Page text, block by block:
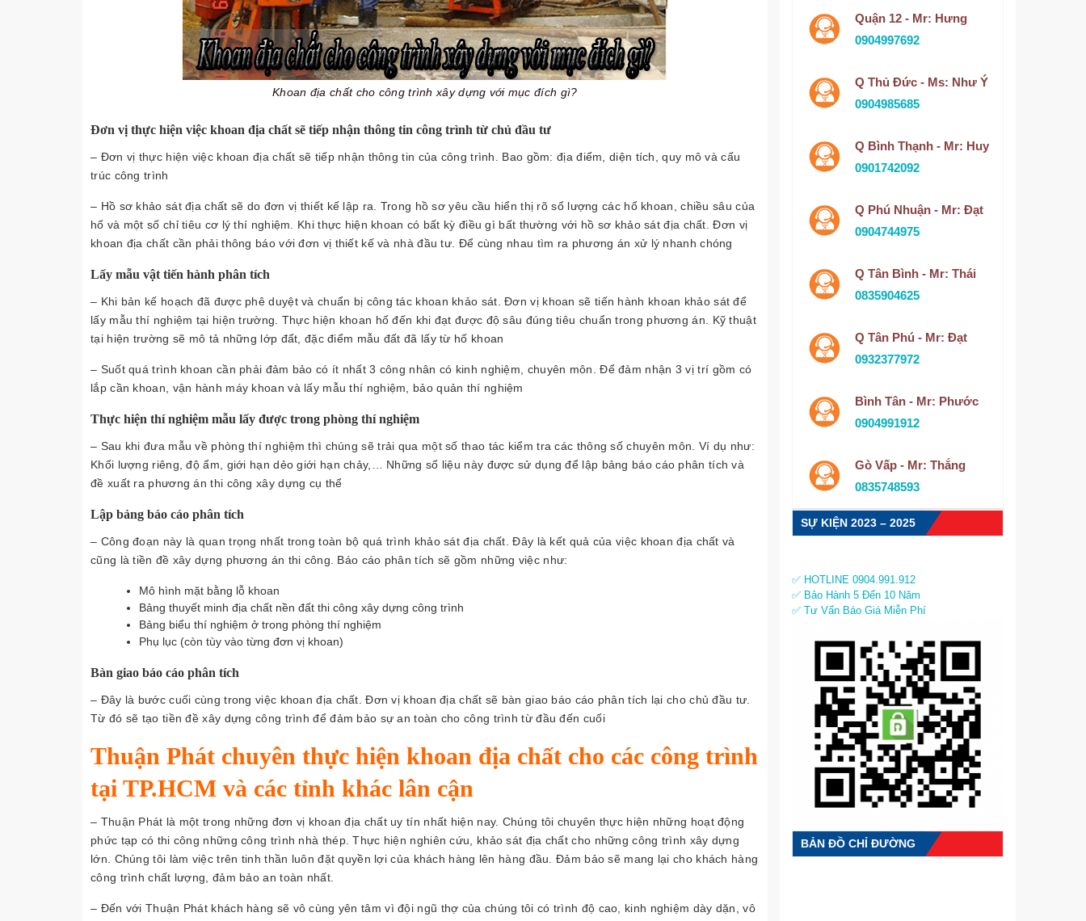
Khoan địa chất cho công trình xây dựng với mục đích gì?
Đơn vị thực hiện việc khoan địa chất sẽ tiếp nhận thông tin công trình từ chủ đầu tư
– Đơn vị thực hiện việc khoan địa chất sẽ tiếp nhận thông tin của công trình. Bao gồm: địa điểm, diện tích, quy mô và cấu
trúc công trình
– Hồ sơ khảo sát địa chất sẽ do đơn vị thiết kế lập ra. Trong hồ sơ yêu cầu hiển thị rõ số lượng các hố khoan, chiều sâu của
hố và một số chỉ tiêu cơ lý thí nghiệm. Khi thực hiện khoan có bất kỳ điều gì bất thường với hồ sơ khảo sát địa chất. Đơn vị
khoan địa chất cần phải thông báo với đơn vị thiết kế và nhà đầu tư. Để cùng nhau tìm ra phương án xử lý nhanh chóng
Lấy mẫu vật tiến hành phân tích
– Khi bản kế hoạch đã được phê duyệt và chuẩn bị công tác khoan khảo sát. Đơn vị khoan sẽ tiến hành khoan khảo sát để
lấy mẫu thí nghiệm tại hiện trường. Thực hiện khoan hố đến khi đạt được độ sâu đúng tiêu chuẩn trong phương án. Kỹ thuật
tại hiện trường sẽ mô tả những lớp đất, đặc điểm mẫu đất đã lấy từ hố khoan
– Suốt quá trình khoan cần phải đảm bảo có ít nhất 3 công nhân có kinh nghiệm, chuyên môn. Để đảm nhận 3 vị trí gồm có
lắp cần khoan, vận hành máy khoan và lấy mẫu thí nghiệm, bảo quản thí nghiệm
Thực hiện thí nghiệm mẫu lấy được trong phòng thí nghiệm
– Sau khi đưa mẫu về phòng thí nghiệm thì chúng sẽ trải qua một số thao tác kiểm tra các thông số chuyên môn. Ví dụ như:
Khối lượng riêng, độ ẩm, giới hạn dẻo giới hạn chảy,… Những số liệu này được sử dụng để lập bảng báo cáo phân tích và
đề xuất ra phương án thi công xây dựng cụ thể
Lập bảng báo cáo phân tích
– Công đoạn này là quan trọng nhất trong toàn bộ quá trình khảo sát địa chất. Đây là kết quả của việc khoan địa chất và
cũng là tiền đề xây dựng phương án thi công. Báo cáo phân tích sẽ gồm những việc như:
Mô hình mặt bằng lỗ khoan
Bảng thuyết minh địa chất nền đất thi công xây dựng công trình
Bảng biểu thí nghiệm ở trong phòng thí nghiệm
Phụ lục (còn tùy vào từng đơn vị khoan)
Bàn giao báo cáo phân tích
– Đây là bước cuối cùng trong việc khoan địa chất. Đơn vị khoan địa chất sẽ bàn giao báo cáo phân tích lại cho chủ đầu tư.
Từ đó sẽ tạo tiền đề xây dựng công trình để đảm bảo sự an toàn cho công trình từ đầu đến cuối
Thuận Phát chuyên thực hiện khoan địa chất cho các công trình
tại TP.HCM và các tỉnh khác lân cận
– Thuận Phát là một trong những đơn vị khoan địa chất uy tín nhất hiện nay. Chúng tôi chuyên thực hiện những hoạt động
phức tạp có thi công những công trình nhà thép. Thực hiện nghiên cứu, khảo sát địa chất cho những công trình xây dựng
lớn. Chúng tôi làm việc trên tinh thần luôn đặt quyền lợi của khách hàng lên hàng đầu. Đảm bảo sẽ mang lại cho khách hàng
công trình chất lượng, đảm bảo an toàn nhất.
– Đến với Thuận Phát khách hàng sẽ vô cùng yên tâm vì đội ngũ thợ của chúng tôi có trình độ cao, kinh nghiệm dày dặn, vô
Quận 12 - Mr: Hưng
0904997692
Q Thủ Đức - Ms: Như Ý
0904985685
Q Bình Thạnh - Mr: Huy
0901742092
Q Phú Nhuận - Mr: Đạt
0904744975
Q Tân Bình - Mr: Thái
0835904625
Q Tân Phú - Mr: Đạt
0932377972
Bình Tân - Mr: Phước
0904991912
Gò Vấp - Mr: Thắng
0835748593
SỰ KIỆN 2023 – 2025
✅ HOTLINE 0904.991.912
✅ Bảo Hành 5 Đến 10 Năm
✅ Tư Vấn Báo Giá Miễn Phí
BẢN ĐỒ CHỈ ĐƯỜNG